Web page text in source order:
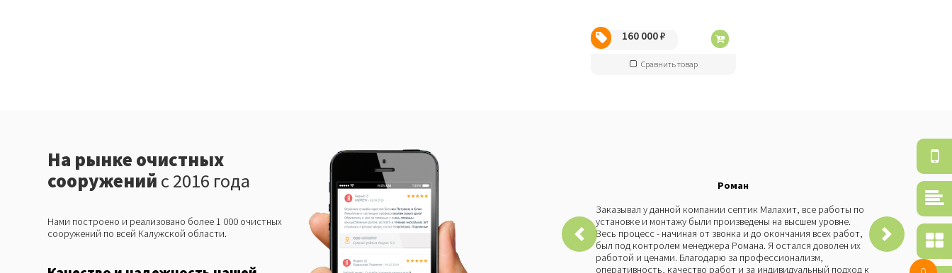
160 000₽
Сравнить товар
На рынке очистных
сооружений с 2016 года
Нами построено и реализовано более 1 000 очистных
сооружений по всей Калужской области.
Роман
Заказывал у данной компании септик Малахит, все работы по
установке и монтажу были произведены на высшем уровне.
Весь процесс - начиная от звонка и до окончания всех работ,
был под контролем менеджера Романа. Я остался доволен их
работой и ценами. Благодарю за профессионализм,
оперативность, качество работ и за индивидуальный подход к
и